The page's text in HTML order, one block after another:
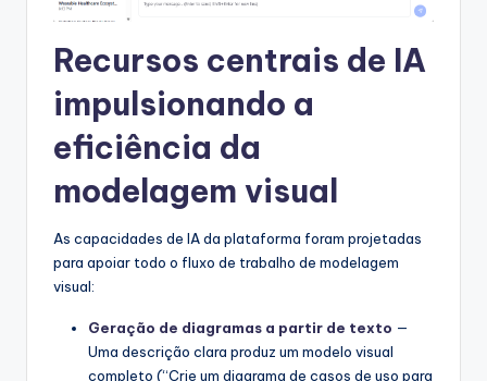
U
Recursos centrais de IA
impulsionando a
eficiência da
modelagem visual
As capacidades de IA da plataforma foram projetadas
para apoiar todo o fluxo de trabalho de modelagem
visual:
Geração de diagramas a partir de texto —
Uma descrição clara produz um modelo visual
completo (“Crie um diagrama de casos de uso para